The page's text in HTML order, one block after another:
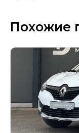
Похожие